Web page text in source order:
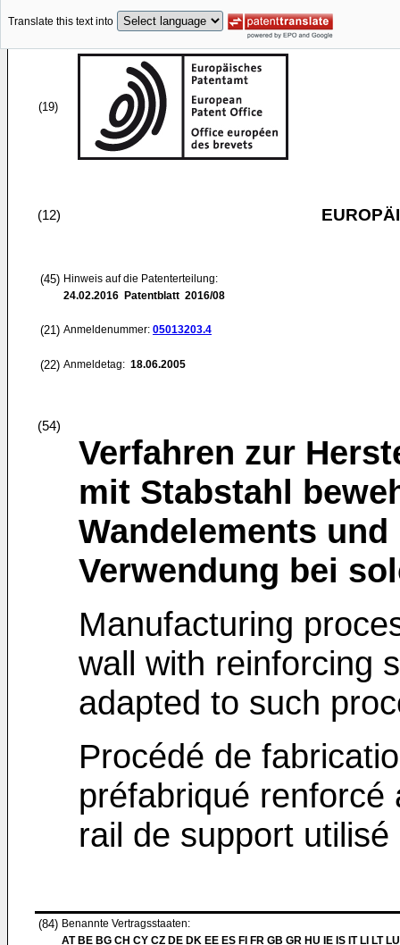
Translate this text into
(19)
(12)
(45) Hinweis auf die Patenterteilung:
24.02.2016 Patentblatt 2016/08
(21) Anmeldenummer: 05013203.4
(22) Anmeldetag: 18.06.2005
(54)
Verfahren zur
mit Stabstahl
Wandelements
Verwendung bei
Manufacturing
wall with reinforcing
adapted to such
Procédé de
préfabriqué
rail de support
(84) Benannte Vertragsstaaten:
AT BE BG CH CY CZ DE DK EE ES FI FR GB GR HU IE IS IT LI LT